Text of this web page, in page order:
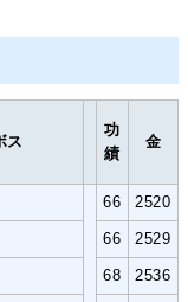
ス
功
績
金
66 2520
66 2529
68 2536